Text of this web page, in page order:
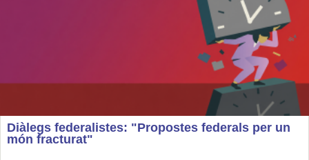
Diàlegs federalistes: "Propostes federals per un
món fracturat"